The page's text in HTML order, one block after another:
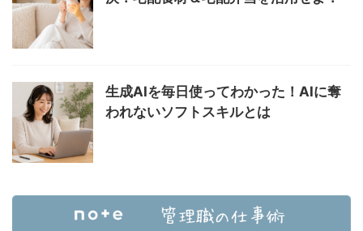
生成AIを毎日使ってわかった！AIに奪
われないソフトスキルとは